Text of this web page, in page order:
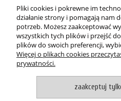
pokaż pełną
Witaj, nasz sklep internetowy
akceptuje i zamykam okno
Zapisanych za pomocą cookies
statystycznych. W programie
ustawienia dotyczące cookies.
internetowych bez zmiany ustawień
one zapisane w pamięci urządzenia.
naszej Polityce prywatności
Pliki cookies i pokrewne im
działanie strony i pomagają nam
potrzeb. Możesz zaakceptować
wszystkich tych plików i przejść
plików do swoich preferencji,
Więcej o plikach cookies
prywatności.
zaakceptuj